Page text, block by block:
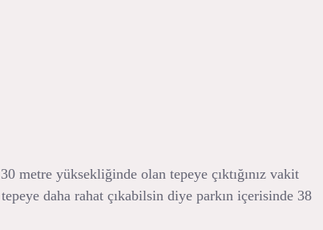
metre yüksekliğinde olan tepeye çıktığınız vakit
daha rahat çıkabilsin diye parkın içerisinde 38